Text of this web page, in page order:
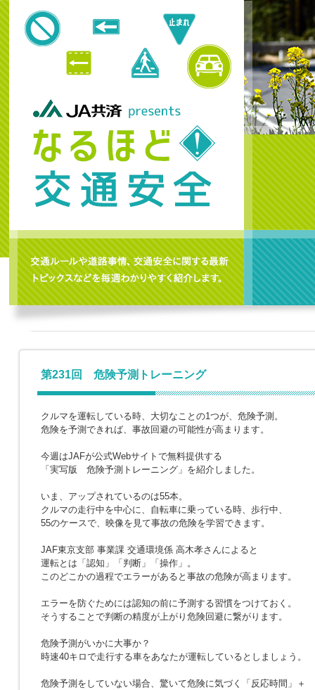
第231回 危険予測トレーニング
クルマを運転している時、大切なことの1つが、危険予測。
危険を予測できれば、事故回避の可能性が高まります。
今週はJAFが公式Webサイトで無料提供する
「実写版 危険予測トレーニング」を紹介しました。
いま、アップされているのは55本。
クルマの走行中を中心に、自転車に乗っている時、歩行中、
55のケースで、映像を見て事故の危険を学習できます。
JAF東京支部 事業課 交通環境係 高木孝さんによると
運転とは「認知」「判断」「操作」。
このどこかの過程でエラーがあると事故の危険が高まります。
エラーを防ぐためには認知の前に予測する習慣をつけておく。
そうすることで判断の精度が上がり危険回避に繋がります。
危険予測がいかに大事か？
時速40キロで走行する車をあなたが運転しているとしましょう。
危険予測をしていない場合、驚いて危険に気づく「反応時間」＋